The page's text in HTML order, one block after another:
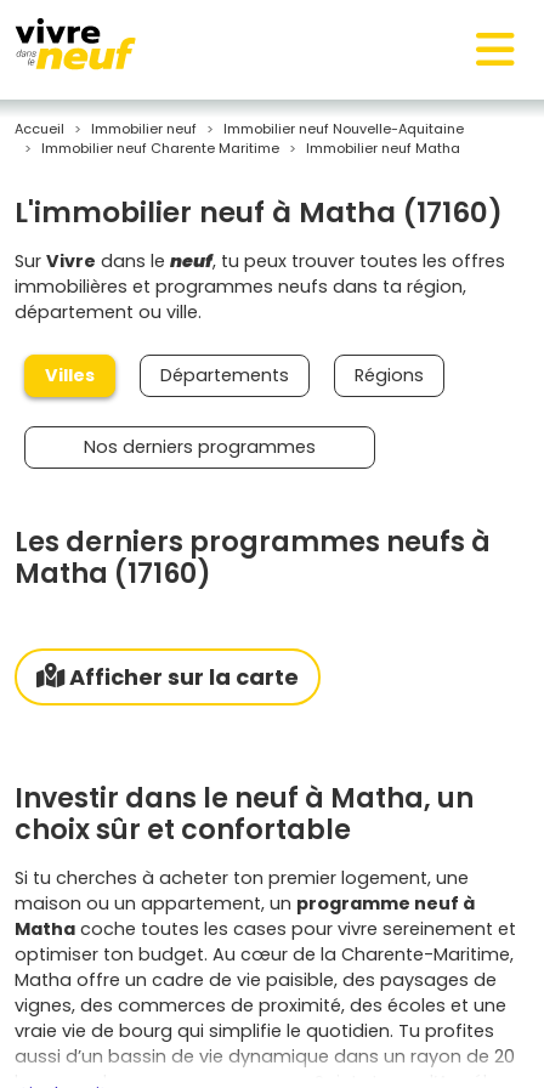
Accueil Immobilier neuf
Immobilier neuf Nouvelle-Aquitaine
Immobilier neuf Charente Maritime
Immobilier neuf Matha
L'immobilier neuf à Matha (17160)
Sur Vivre dans le neuf, tu peux trouver toutes les offres
immobilières et programmes neufs dans ta région,
département ou ville.
Villes Départements Régions
Nos derniers programmes
Les derniers programmes neufs à
Matha (17160)
Afficher sur la carte
Investir dans le neuf à Matha, un
choix sûr et confortable
Si tu cherches à acheter ton premier logement, une
maison ou un appartement, un programme neuf à
Matha coche toutes les cases pour vivre sereinement et
optimiser ton budget. Au cœur de la Charente-Maritime,
Matha offre un cadre de vie paisible, des paysages de
vignes, des commerces de proximité, des écoles et une
vraie vie de bourg qui simplifie le quotidien. Tu profites
aussi d’un bassin de vie dynamique dans un rayon de 20
km avec des communes comme Saint-Jean-d’Angély,